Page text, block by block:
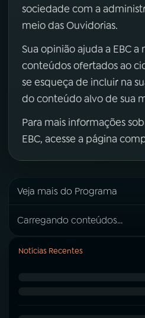
sociedade com a
meio das Ouvidorias.
Sua opinião ajuda a EBC
conteúdos ofertados ao
se esqueça de incluir na
do conteúdo alvo de sua
Para mais informações
EBC, acesse a página
Veja mais do Programa
Carregando conteúdos...
Notícias Recentes